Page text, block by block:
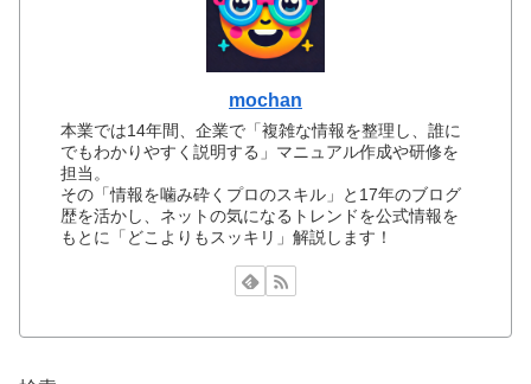
mochan
本業では14年間、企業で「複雑な情報を整理し、誰に
でもわかりやすく説明する」マニュアル作成や研修を
担当。
その「情報を噛み砕くプロのスキル」と17年のブログ
歴を活かし、ネットの気になるトレンドを公式情報を
もとに「どこよりもスッキリ」解説します！